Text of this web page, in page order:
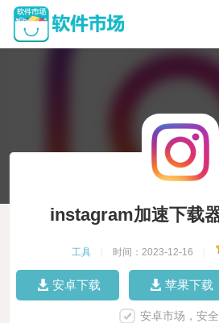
instagram加速下载
工具 时间：2023-12-16
安卓下载 苹果下载
安卓市场，安